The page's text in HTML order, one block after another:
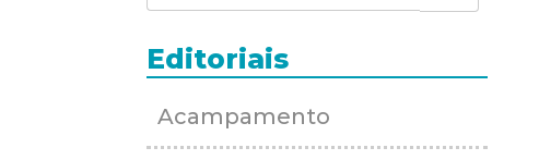
Editoriais
Acampamento